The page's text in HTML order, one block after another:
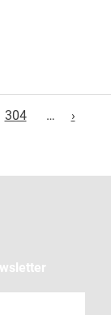
304 … ›